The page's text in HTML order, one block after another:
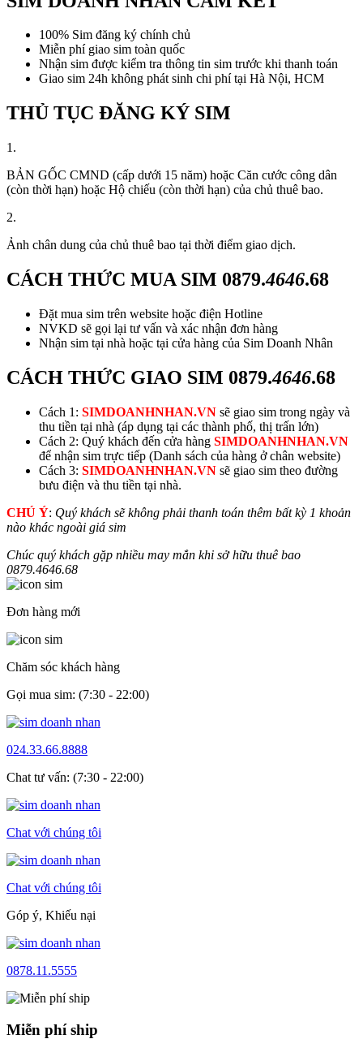
100% Sim đăng ký chính chủ
Miễn phí giao sim toàn quốc
Nhận sim được kiểm tra thông tin sim trước khi thanh toán
Giao sim 24h không phát sinh chi phí tại Hà Nội, HCM
THỦ TỤC ĐĂNG KÝ SIM
1.
BẢN GỐC CMND (cấp dưới 15 năm) hoặc Căn cước công dân
(còn thời hạn) hoặc Hộ chiếu (còn thời hạn) của chủ thuê bao.
2.
Ảnh chân dung của chủ thuê bao tại thời điểm giao dịch.
CÁCH THỨC MUA SIM 0879.4646.68
Đặt mua sim trên website hoặc điện Hotline
NVKD sẽ gọi lại tư vấn và xác nhận đơn hàng
Nhận sim tại nhà hoặc tại cửa hàng của Sim Doanh Nhân
CÁCH THỨC GIAO SIM 0879.4646.68
Cách 1: SIMDOANHNHAN.VN sẽ giao sim trong ngày và
thu tiền tại nhà (áp dụng tại các thành phố, thị trấn lớn)
Cách 2: Quý khách đến cửa hàng SIMDOANHNHAN.VN
để nhận sim trực tiếp (Danh sách của hàng ở chân website)
Cách 3: SIMDOANHNHAN.VN sẽ giao sim theo đường
bưu điện và thu tiền tại nhà.
CHÚ Ý: Quý khách sẽ không phải thanh toán thêm bất kỳ 1 khoản
nào khác ngoài giá sim
Chúc quý khách gặp nhiều may mắn khi sở hữu thuê bao
0879.4646.68
Đơn hàng mới
Chăm sóc khách hàng
Gọi mua sim: (7:30 - 22:00)
024.33.66.8888
Chat tư vấn: (7:30 - 22:00)
Chat với chúng tôi
Chat với chúng tôi
Góp ý, Khiếu nại
0878.11.5555
Miễn phí ship